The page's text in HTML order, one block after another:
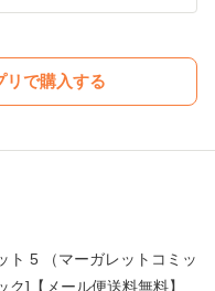
リで購入する
ト 5 （マーガレットコミッ
]【メール便送料無料】